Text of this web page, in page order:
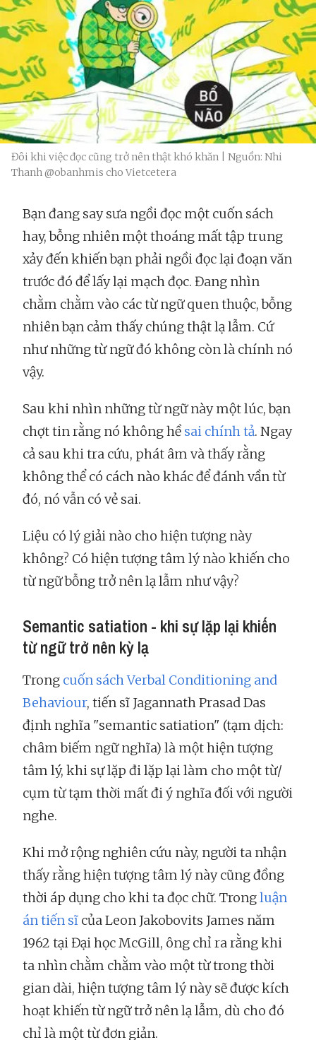
Đôi khi việc đọc cũng trở nên thật khó khăn | Nguồn: Nhi
Thanh @obanhmis cho Vietcetera
Bạn đang say sưa ngồi đọc một cuốn sách
hay, bỗng nhiên một thoáng mất tập trung
xảy đến khiến bạn phải ngồi đọc lại đoạn văn
trước đó để lấy lại mạch đọc. Đang nhìn
chằm chằm vào các từ ngữ quen thuộc, bỗng
nhiên bạn cảm thấy chúng thật lạ lẫm. Cứ
như những từ ngữ đó không còn là chính nó
vậy.
Sau khi nhìn những từ ngữ này một lúc, bạn
chợt tin rằng nó không hề sai chính tả. Ngay
cả sau khi tra cứu, phát âm và thấy rằng
không thể có cách nào khác để đánh vần từ
đó, nó vẫn có vẻ sai.
Liệu có lý giải nào cho hiện tượng này
không? Có hiện tượng tâm lý nào khiến cho
từ ngữ bỗng trở nên lạ lẫm như vậy?
Semantic satiation - khi sự lặp lại khiến
từ ngữ trở nên kỳ lạ
Trong cuốn sách Verbal Conditioning and
Behaviour, tiến sĩ Jagannath Prasad Das
định nghĩa "semantic satiation" (tạm dịch:
châm biếm ngữ nghĩa) là một hiện tượng
tâm lý, khi sự lặp đi lặp lại làm cho một từ/
cụm từ tạm thời mất đi ý nghĩa đối với người
nghe.
Khi mở rộng nghiên cứu này, người ta nhận
thấy rằng hiện tượng tâm lý này cũng đồng
thời áp dụng cho khi ta đọc chữ. Trongluận
án tiến sĩ của Leon Jakobovits James năm
1962 tại Đại học McGill, ông chỉ ra rằng khi
ta nhìn chằm chằm vào một từ trong thời
gian dài, hiện tượng tâm lý này sẽ được kích
hoạt khiến từ ngữ trở nên lạ lẫm, dù cho đó
chỉ là một từ đơn giản.